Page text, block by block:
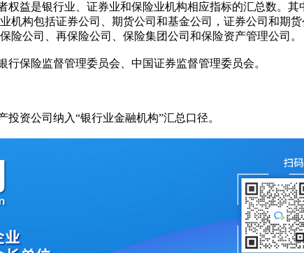
权益是银行业、证券业和保险业机构相应指标的汇总数。
机构包括证券公司、期货公司和基金公司，证券公司和期
险公司、再保险公司、保险集团公司和保险资产管理公司。
行保险监督管理委员会、中国证券监督管理委员会。
资公司纳入“银行业金融机构”汇总口径。